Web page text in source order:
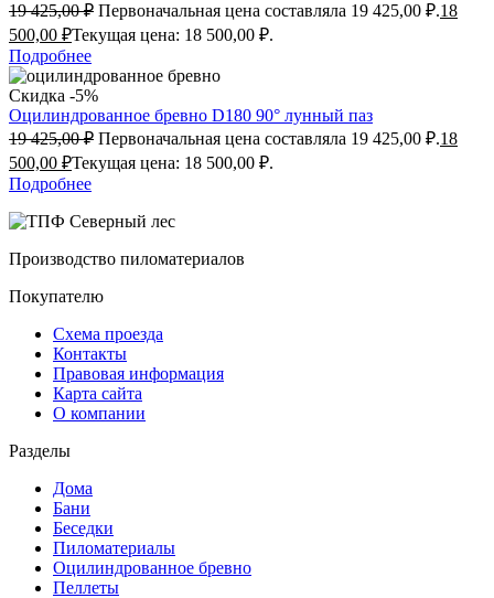
19 425,00₽ Первоначальная цена составляла 19 425,00 ₽.18
500,00 ₽Текущая цена: 18 500,00 ₽.
Подробнее
Скидка -5%
Оцилиндрованное бревно D180 90° лунный паз
19 425,00₽ Первоначальная цена составляла 19 425,00 ₽.18
500,00 ₽Текущая цена: 18 500,00 ₽.
Подробнее
Производство пиломатериалов
Покупателю
Схема проезда
Контакты
Правовая информация
Карта сайта
О компании
Разделы
Дома
Бани
Беседки
Пиломатериалы
Оцилиндрованное бревно
Пеллеты